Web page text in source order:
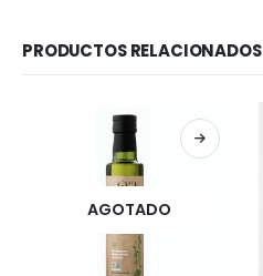
PRODUCTOS RELACIONADOS
AGOTADO